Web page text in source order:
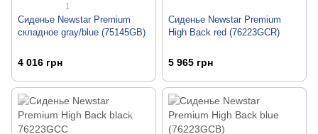
1
Сиденье Newstar Premium
складное gray/blue (75145GB)
4 016 грн
Сиденье Newstar Premium
High Back red (76223GCR)
5 965 грн